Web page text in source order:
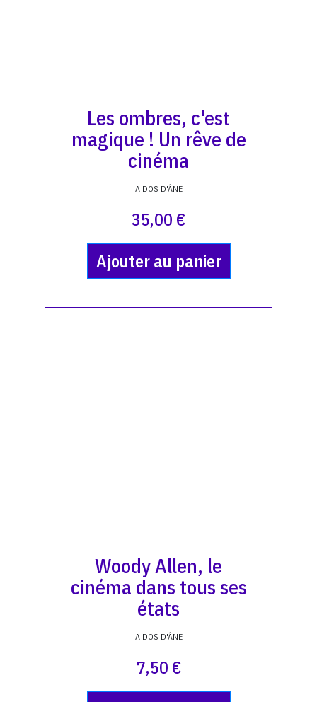
Les ombres, c'est
magique ! Un rêve de
cinéma
A DOS D'ÂNE
35,00 €
Ajouter au panier
Woody Allen, le
cinéma dans tous ses
états
A DOS D'ÂNE
7,50 €